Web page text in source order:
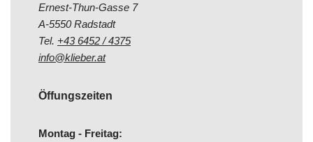
Ernest-Thun-Gasse 7
A-5550 Radstadt
Tel. +43 6452 / 4375
info@klieber.at
Öffungszeiten
Montag - Freitag: